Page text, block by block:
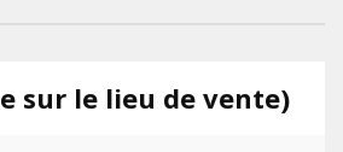
sur le lieu de vente)